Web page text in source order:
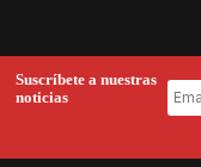
Suscríbete a nuestras
noticias